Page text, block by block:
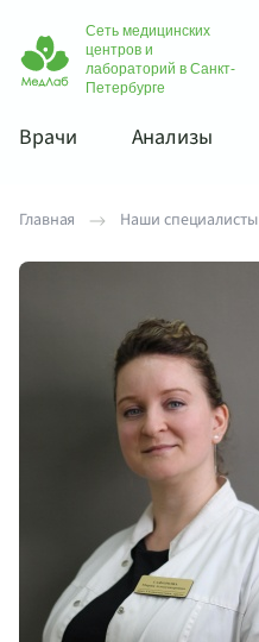
Сеть медицинских
центров и
лабораторий в Санкт-
Петербурге
Врачи Анализы
Главная Наши специалисты